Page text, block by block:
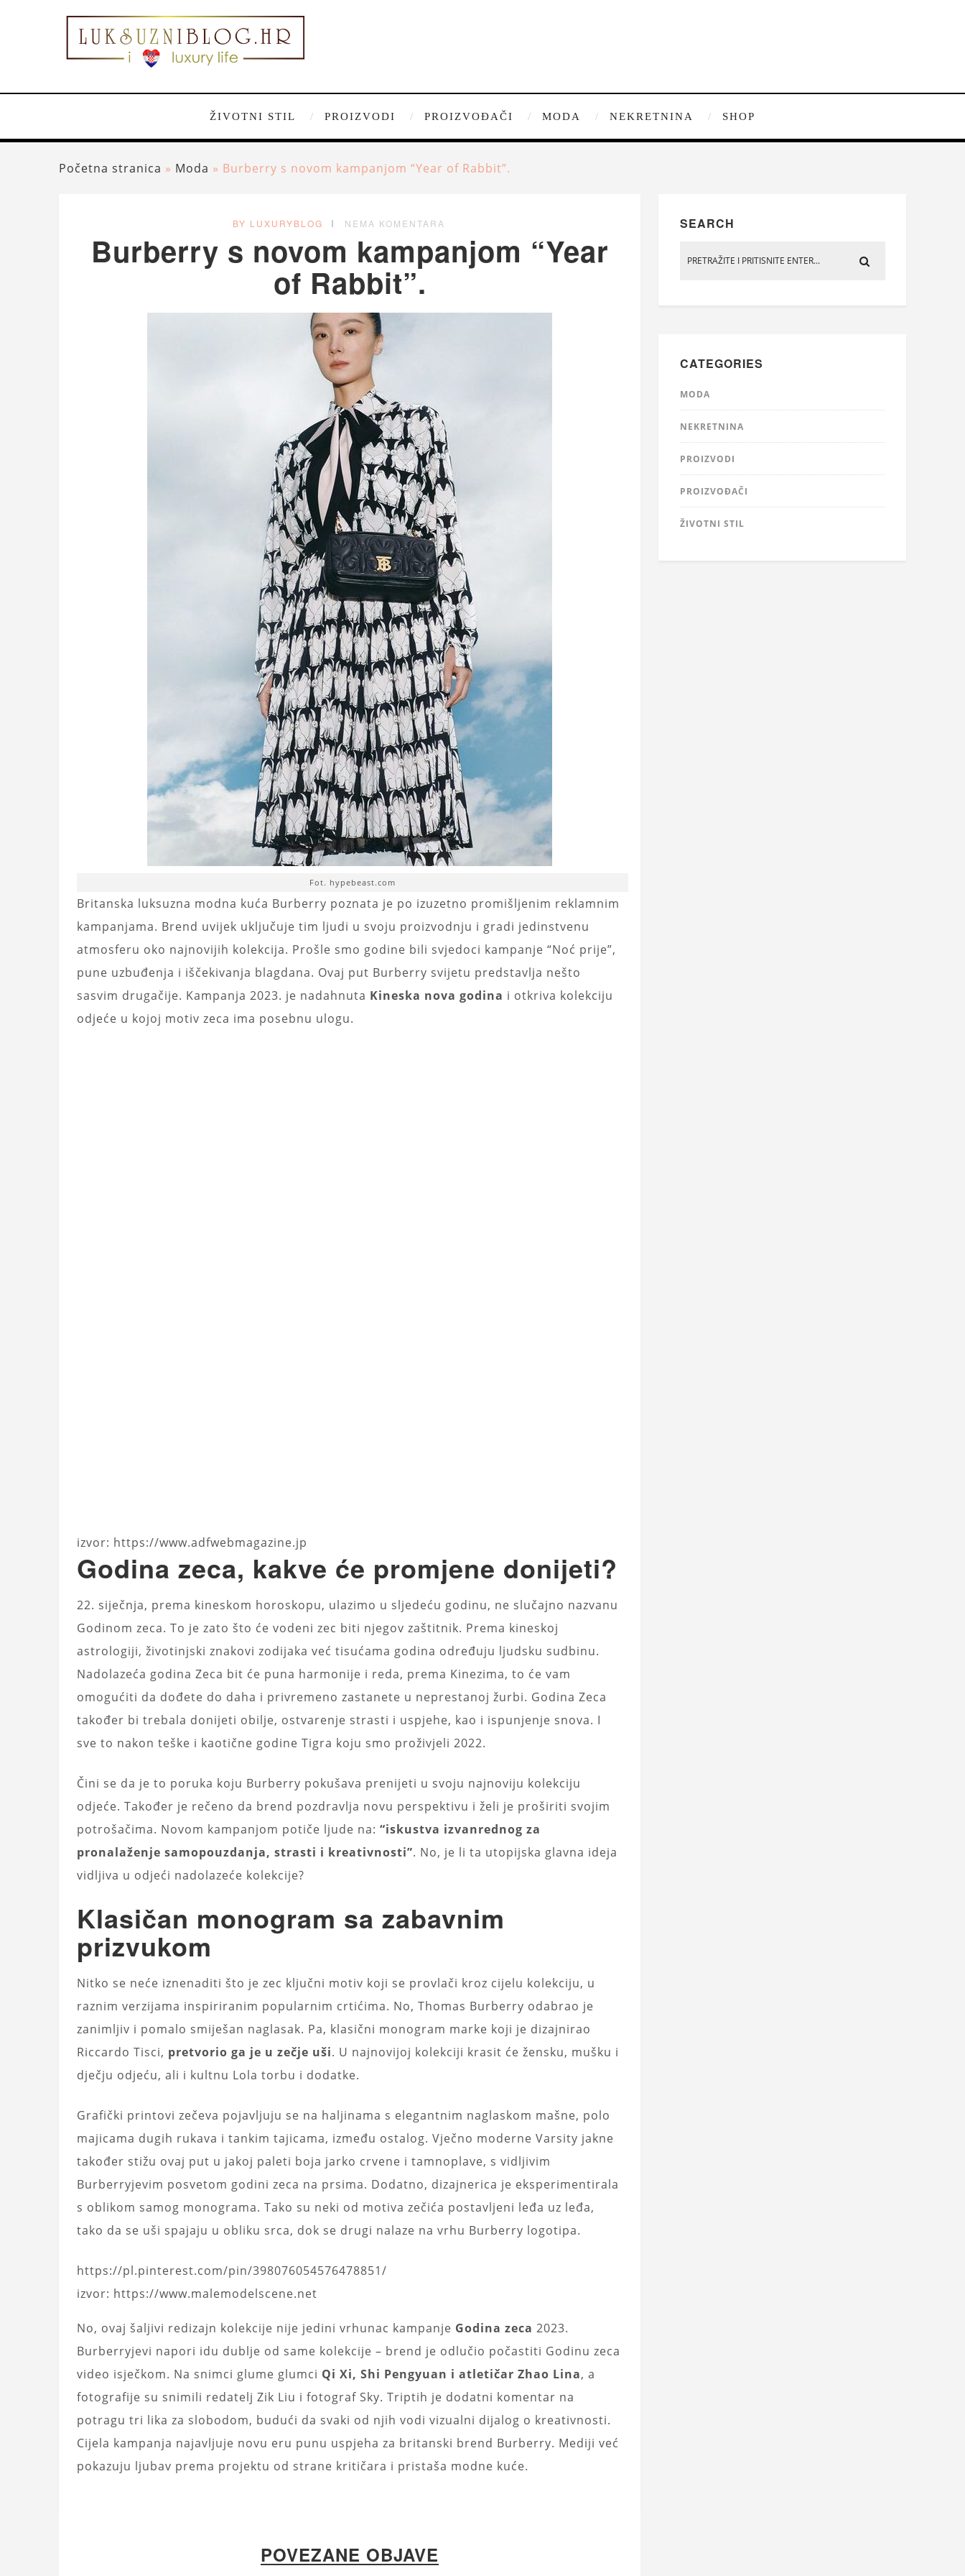
ŽIVOTNI STIL PROIZVODI PROIZVOĐAČI MODA NEKRETNINA SHOP
Početna stranica » Moda » Burberry s novom kampanjom “Year of Rabbit”.
BY LUXURYBLOG NEMA KOMENTARA
Burberry s novom kampanjom “Year
of Rabbit”.
Fot. hypebeast.com
Britanska luksuzna modna kuća Burberry poznata je po izuzetno promišljenim reklamnim
kampanjama. Brend uvijek uključuje tim ljudi u svoju proizvodnju i gradi jedinstvenu
atmosferu oko najnovijih kolekcija. Prošle smo godine bili svjedoci kampanje “Noć prije”,
pune uzbuđenja i iščekivanja blagdana. Ovaj put Burberry svijetu predstavlja nešto
sasvim drugačije. Kampanja 2023. je nadahnuta Kineska nova godina i otkriva kolekciju
odjeće u kojoj motiv zeca ima posebnu ulogu.
izvor: https://www.adfwebmagazine.jp
Godina zeca, kakve će promjene donijeti?
22. siječnja, prema kineskom horoskopu, ulazimo u sljedeću godinu, ne slučajno nazvanu
Godinom zeca. To je zato što će vodeni zec biti njegov zaštitnik. Prema kineskoj
astrologiji, životinjski znakovi zodijaka već tisućama godina određuju ljudsku sudbinu.
Nadolazeća godina Zeca bit će puna harmonije i reda, prema Kinezima, to će vam
omogućiti da dođete do daha i privremeno zastanete u neprestanoj žurbi. Godina Zeca
također bi trebala donijeti obilje, ostvarenje strasti i uspjehe, kao i ispunjenje snova. I
sve to nakon teške i kaotične godine Tigra koju smo proživjeli 2022.
Čini se da je to poruka koju Burberry pokušava prenijeti u svoju najnoviju kolekciju
odjeće. Također je rečeno da brend pozdravlja novu perspektivu i želi je proširiti svojim
potrošačima. Novom kampanjom potiče ljude na: “iskustva izvanrednog za
pronalaženje samopouzdanja, strasti i kreativnosti”. No, je li ta utopijska glavna ideja
vidljiva u odjeći nadolazeće kolekcije?
Klasičan monogram sa zabavnim
prizvukom
Nitko se neće iznenaditi što je zec ključni motiv koji se provlači kroz cijelu kolekciju, u
raznim verzijama inspiriranim popularnim crtićima. No, Thomas Burberry odabrao je
zanimljiv i pomalo smiješan naglasak. Pa, klasični monogram marke koji je dizajnirao
Riccardo Tisci, pretvorio ga je u zečje uši. U najnovijoj kolekciji krasit će žensku, mušku i
dječju odjeću, ali i kultnu Lola torbu i dodatke.
Grafički printovi zečeva pojavljuju se na haljinama s elegantnim naglaskom mašne, polo
majicama dugih rukava i tankim tajicama, između ostalog. Vječno moderne Varsity jakne
također stižu ovaj put u jakoj paleti boja jarko crvene i tamnoplave, s vidljivim
Burberryjevim posvetom godini zeca na prsima. Dodatno, dizajnerica je eksperimentirala
s oblikom samog monograma. Tako su neki od motiva zečića postavljeni leđa uz leđa,
tako da se uši spajaju u obliku srca, dok se drugi nalaze na vrhu Burberry logotipa.
https://pl.pinterest.com/pin/398076054576478851/
izvor: https://www.malemodelscene.net
No, ovaj šaljivi redizajn kolekcije nije jedini vrhunac kampanje Godina zeca 2023.
Burberryjevi napori idu dublje od same kolekcije – brend je odlučio počastiti Godinu zeca
video isječkom. Na snimci glume glumci Qi Xi, Shi Pengyuan i atletičar Zhao Lina, a
fotografije su snimili redatelj Zik Liu i fotograf Sky. Triptih je dodatni komentar na
potragu tri lika za slobodom, budući da svaki od njih vodi vizualni dijalog o kreativnosti.
Cijela kampanja najavljuje novu eru punu uspjeha za britanski brend Burberry. Mediji već
pokazuju ljubav prema projektu od strane kritičara i pristaša modne kuće.
POVEZANE OBJAVE
SEARCH
CATEGORIES
MODA
NEKRETNINA
PROIZVODI
PROIZVOĐAČI
ŽIVOTNI STIL